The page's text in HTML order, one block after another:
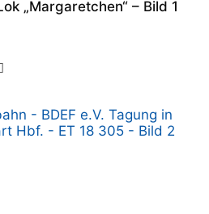
„Margaretchen“ – Bild 1